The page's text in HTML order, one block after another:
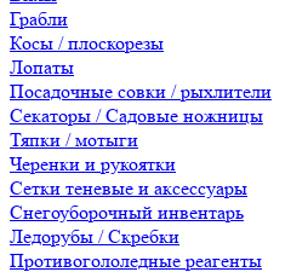
Грабли
Косы / плоскорезы
Лопаты
Посадочные совки / рыхлители
Секаторы / Садовые ножницы
Тяпки / мотыги
Черенки и рукоятки
Сетки теневые и аксессуары
Снегоуборочный инвентарь
Ледорубы / Скребки
Противогололедные реагенты